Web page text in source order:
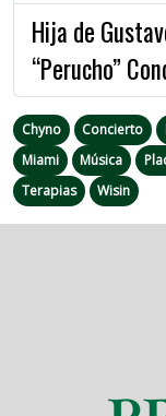
Hija de
“Perucho”
Chyno Concierto
Miami
Música
Terapias
Wisin